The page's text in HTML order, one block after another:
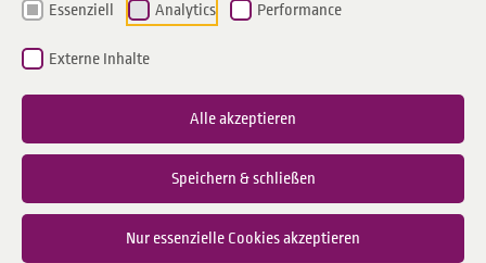
Essenziell Analytics Performance
Externe Inhalte
Alle akzeptieren
Speichern & schließen
Nur essenzielle Cookies akzeptieren